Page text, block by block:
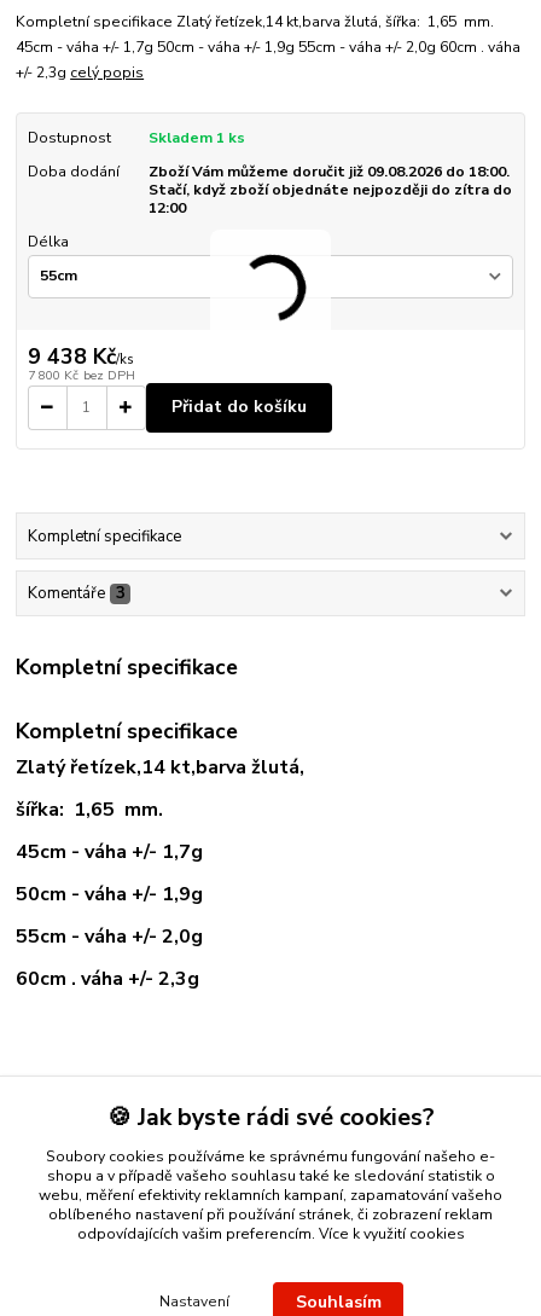
Kompletní specifikace Zlatý řetízek,14 kt,barva žlutá, šířka: 1,65 mm.
45cm - váha +/- 1,7g 50cm - váha +/- 1,9g 55cm - váha +/- 2,0g 60cm . váha
+/- 2,3g celý popis
Dostupnost
Skladem 1 ks
Doba dodání
Zboží Vám můžeme doručit již 09.08.2026 do 18:00.
Stačí, když zboží objednáte nejpozději do zítra do
12:00
Délka
9 438 Kč/ks
7 800 Kč bez DPH
Přidat do košíku
Kompletní specifikace
Komentáře 3
Kompletní specifikace
Kompletní specifikace
Zlatý řetízek,14 kt,barva žlutá,
šířka: 1,65 mm.
45cm - váha +/- 1,7g
50cm - váha +/- 1,9g
55cm - váha +/- 2,0g
60cm . váha +/- 2,3g
Zboží zařazeno v kategoriích
ZLATÉ ŘETÍZKY
žluté zlato
Nákup zlatého šperku s jistotou a ke spokojenosti
nebo řetízek spolehlivý nápad na dárek.Stříbro Nikol
🍪 Jak byste rádi své cookies?
Soubory cookies používáme ke správnému fungování našeho e-
shopu a v případě vašeho souhlasu také ke sledování statistik o
webu, měření efektivity reklamních kampaní, zapamatování vašeho
oblíbeného nastavení při používání stránek, či zobrazení reklam
odpovídajících vašim preferencím. Více k využití cookies
Nastavení Souhlasím